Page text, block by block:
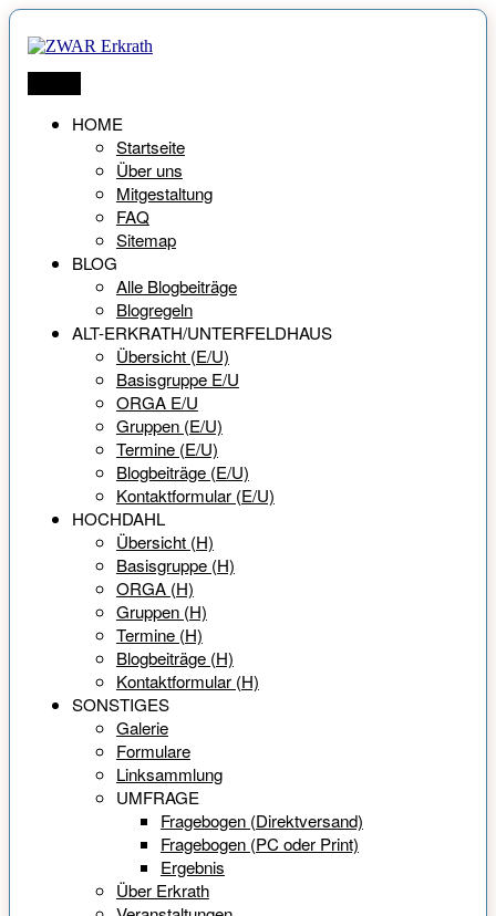
Zum
Inhalt
springen
HOME
Startseite
Über uns
Mitgestaltung
FAQ
Sitemap
BLOG
Alle Blogbeiträge
Blogregeln
ALT-ERKRATH/UNTERFELDHAUS
Übersicht (E/U)
Basisgruppe E/U
ORGA E/U
Gruppen (E/U)
Termine (E/U)
Blogbeiträge (E/U)
Kontaktformular (E/U)
HOCHDAHL
Übersicht (H)
Basisgruppe (H)
ORGA (H)
Gruppen (H)
Termine (H)
Blogbeiträge (H)
Kontaktformular (H)
SONSTIGES
Galerie
Formulare
Linksammlung
UMFRAGE
Fragebogen (Direktversand)
Fragebogen (PC oder Print)
Ergebnis
Über Erkrath